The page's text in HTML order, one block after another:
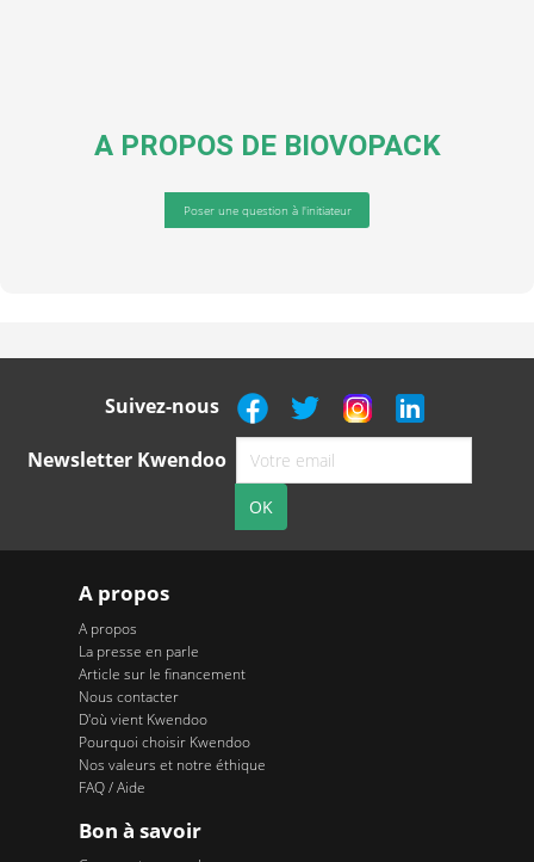
A PROPOS DE BIOVOPACK
Poser une question à l'initiateur
Suivez-nous
Newsletter Kwendoo
A propos
A propos
La presse en parle
Article sur le financement
Nous contacter
D'où vient Kwendoo
Pourquoi choisir Kwendoo
Nos valeurs et notre éthique
FAQ / Aide
Bon à savoir